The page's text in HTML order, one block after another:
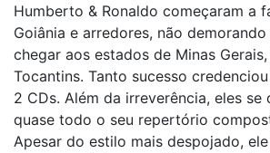
Humberto & Ronaldo começaram a
Goiânia e arredores, não
chegar aos estados de Minas
Tocantins. Tanto sucesso
2 CDs. Além da irreverência, eles
quase todo o seu repertório
Apesar do estilo mais despojado,